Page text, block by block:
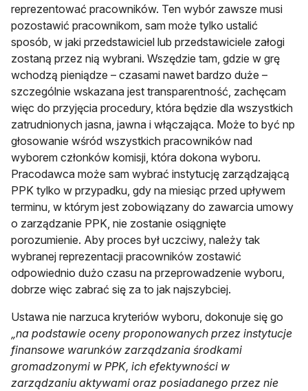
reprezentować pracowników. Ten wybór zawsze musi
pozostawić pracownikom, sam może tylko ustalić
sposób, w jaki przedstawiciel lub przedstawiciele załogi
zostaną przez nią wybrani. Wszędzie tam, gdzie w grę
wchodzą pieniądze – czasami nawet bardzo duże –
szczególnie wskazana jest transparentność, zachęcam
więc do przyjęcia procedury, która będzie dla wszystkich
zatrudnionych jasna, jawna i włączająca. Może to być np
głosowanie wśród wszystkich pracowników nad
wyborem członków komisji, która dokona wyboru.
Pracodawca może sam wybrać instytucję zarządzającą
PPK tylko w przypadku, gdy na miesiąc przed upływem
terminu, w którym jest zobowiązany do zawarcia umowy
o zarządzanie PPK, nie zostanie osiągnięte
porozumienie. Aby proces był uczciwy, należy tak
wybranej reprezentacji pracowników zostawić
odpowiednio dużo czasu na przeprowadzenie wyboru,
dobrze więc zabrać się za to jak najszybciej.
Ustawa nie narzuca kryteriów wyboru, dokonuje się go
„na podstawie oceny proponowanych przez instytucje
finansowe warunków zarządzania środkami
gromadzonymi w PPK, ich efektywności w
zarządzaniu aktywami oraz posiadanego przez nie